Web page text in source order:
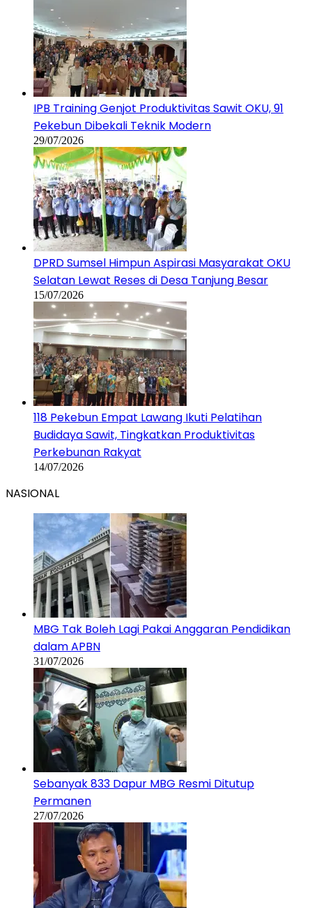
IPB Training Genjot Produktivitas Sawit OKU, 91
Pekebun Dibekali Teknik Modern
29/07/2026
DPRD Sumsel Himpun Aspirasi Masyarakat OKU
Selatan Lewat Reses di Desa Tanjung Besar
15/07/2026
118 Pekebun Empat Lawang Ikuti Pelatihan
Budidaya Sawit, Tingkatkan Produktivitas
Perkebunan Rakyat
14/07/2026
NASIONAL
MBG Tak Boleh Lagi Pakai Anggaran Pendidikan
dalam APBN
31/07/2026
Sebanyak 833 Dapur MBG Resmi Ditutup
Permanen
27/07/2026